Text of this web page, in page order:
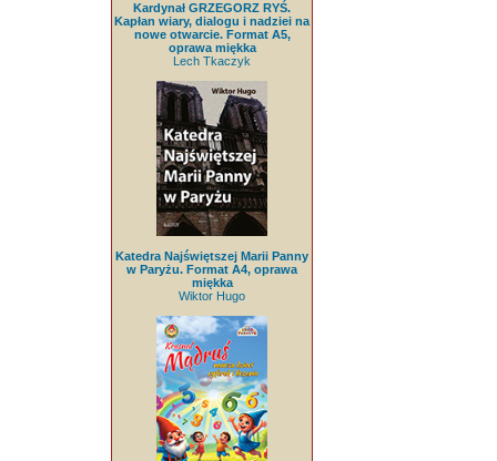
Kardynał GRZEGORZ RYŚ.
Kapłan wiary, dialogu i nadziei na
nowe otwarcie. Format A5,
oprawa miękka
Lech Tkaczyk
Katedra Najświętszej Marii Panny
w Paryżu. Format A4, oprawa
miękka
Wiktor Hugo